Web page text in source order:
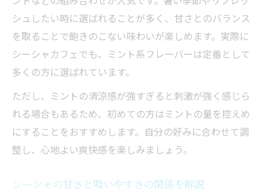
シュしたい時に選ばれることが多く、甘さとのバランス
を取ることで飽きのこない味わいが楽しめます。実際に
シーシャカフェでも、ミント系フレーバーは定番として
多くの方に選ばれています。
ただし、ミントの清涼感が強すぎると刺激が強く感じら
れる場合もあるため、初めての方はミントの量を控えめ
にすることをおすすめします。自分の好みに合わせて調
整し、心地よい爽快感を楽しみましょう。
シーシャの甘さと吸いやすさの関係を解説